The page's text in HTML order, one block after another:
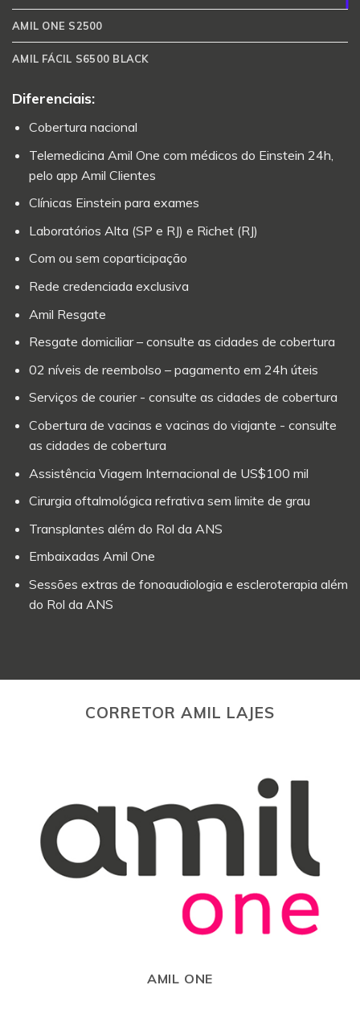
AMIL ONE S2500
AMIL FÁCIL S6500 BLACK
Diferenciais:
Cobertura nacional
Telemedicina Amil One com médicos do Einstein 24h,
pelo app Amil Clientes
Clínicas Einstein para exames
Laboratórios Alta (SP e RJ) e Richet (RJ)
Com ou sem coparticipação
Rede credenciada exclusiva
Amil Resgate
Resgate domiciliar – consulte as cidades de cobertura
02 níveis de reembolso – pagamento em 24h úteis
Serviços de courier - consulte as cidades de cobertura
Cobertura de vacinas e vacinas do viajante - consulte
as cidades de cobertura
Assistência Viagem Internacional de US$100 mil
Cirurgia oftalmológica refrativa sem limite de grau
Transplantes além do Rol da ANS
Embaixadas Amil One
Sessões extras de fonoaudiologia e escleroterapia além
do Rol da ANS
CORRETOR AMIL LAJES
AMIL ONE